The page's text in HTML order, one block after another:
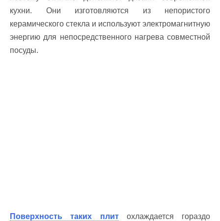
кухни. Они изготовляются из непористого
керамического стекла и используют электромагнитную
энергию для непосредственного нагрева совместной
посуды.
Поверхность таких плитохлаждается гораздо